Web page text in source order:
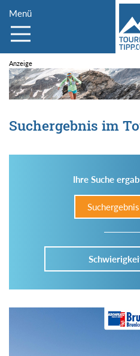
Menü
Suchergebnis im
Ihre Suche
Im Tourenarchiv